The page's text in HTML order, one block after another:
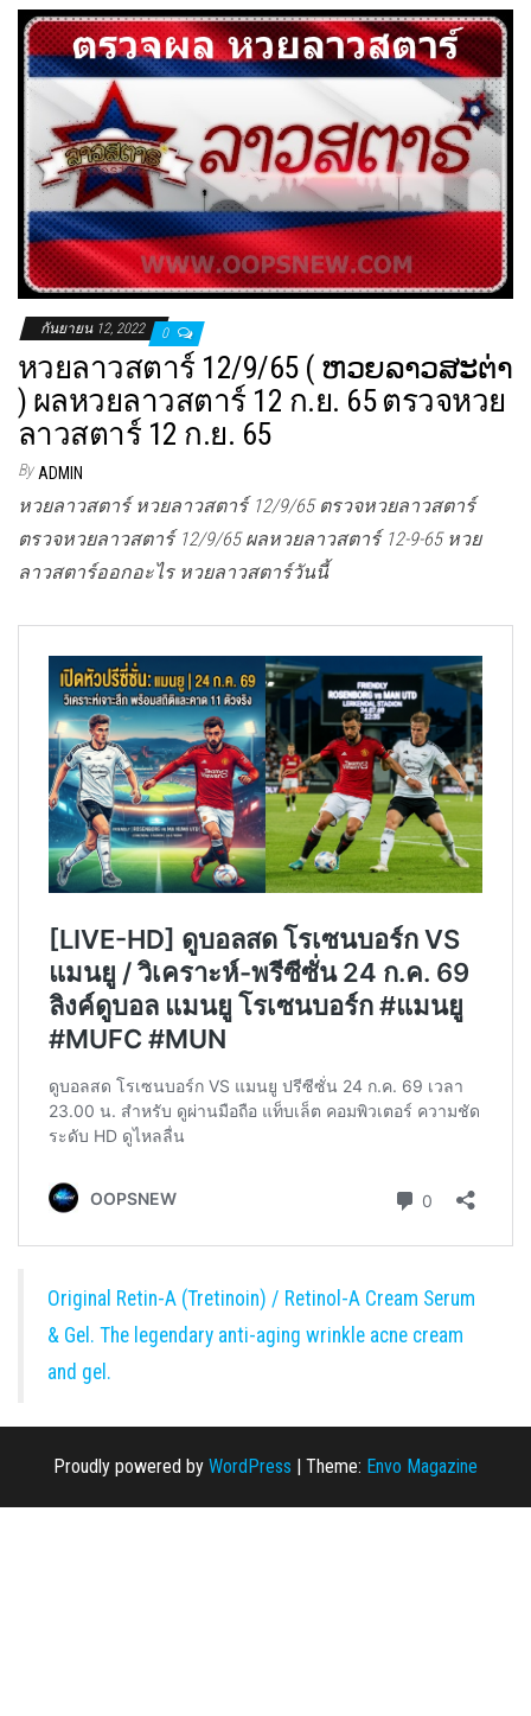
กันยายน 12, 2022 0
หวยลาวสตาร์ 12/9/65 ( ຫວຍລາວສະຕ່າ
) ผลหวยลาวสตาร์ 12 ก.ย. 65 ตรวจหวย
ลาวสตาร์ 12 ก.ย. 65
By ADMIN
หวยลาวสตาร์ หวยลาวสตาร์ 12/9/65 ตรวจหวยลาวสตาร์
ตรวจหวยลาวสตาร์ 12/9/65 ผลหวยลาวสตาร์ 12-9-65 หวย
ลาวสตาร์ออกอะไร หวยลาวสตาร์วันนี้
Original Retin-A (Tretinoin) / Retinol-A Cream Serum
& Gel. The legendary anti-aging wrinkle acne cream
and gel.
Proudly powered by WordPress | Theme: Envo Magazine